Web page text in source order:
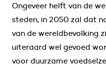
Ongeveer helft van de
steden, in 2050 zal dat
van de wereldbevolking
uiteraard wel gevoed
voor duurzame